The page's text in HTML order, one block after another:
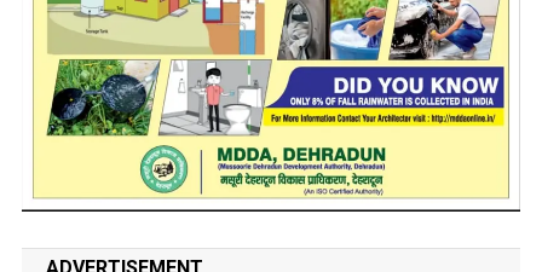
ADVERTISEMENT